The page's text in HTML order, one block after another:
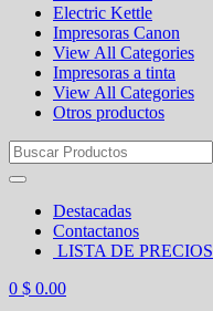
Electric Kettle
Impresoras Canon
View All Categories
Impresoras a tinta
View All Categories
Otros productos
Search
for:
Destacadas
Contactanos
LISTA DE PRECIOS
0 $ 0.00